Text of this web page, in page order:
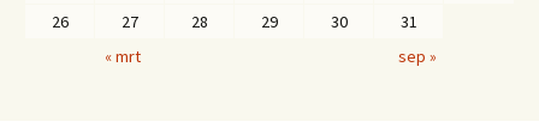
26
27 28 29 30
31
« mrt
sep »